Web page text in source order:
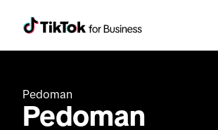
Pedoman
Pedoman